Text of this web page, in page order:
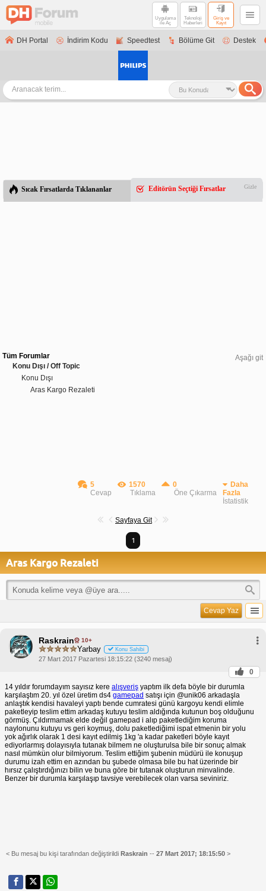
Uygulama
ile Aç
Teknoloji
Haberleri
Giriş ve
Kayıt
DH Portal İndirim Kodu Speedtest Bölüme Git Destek
Sıcak Fırsatlarda Tıklananlar Editörün Seçtiği Fırsatlar Gizle
Aşağı git
Tüm Forumlar
Konu Dışı / Off Topic
Konu Dışı
Aras Kargo Rezaleti
5
Cevap
1570
Tıklama
0
Öne Çıkarma
Daha
Fazla
İstatistik
Sayfaya Git
1
Aras Kargo Rezaleti
Cevap Yaz
Raskrain 10+
Yarbay Konu Sahibi
27 Mart 2017 Pazartesi 18:15:22 (3240 mesaj)
0
14 yıldır forumdayım sayısız kere alışveriş yaptım ilk defa böyle bir durumla
karşılaştım 20. yıl özel üretim ds4 gamepad satışı için @unik06 arkadaşla
anlaştık kendisi havaleyi yaptı bende cumratesi günü kargoyu kendi elimle
paketleyip teslim ettim arkadaş kutuyu teslim aldığında kutunun boş olduğunu
görmüş. Çıldırmamak elde değil gamepad i alıp paketlediğim koruma
naylonunu kutuyu vs geri koymuş, dolu paketlediğimi ispat etmenin bir yolu
yok ağırlık olarak 1 desi kayıt edilmiş 1kg 'a kadar paketleri böyle kayıt
ediyorlarmış dolayısıyla tutanak bilmem ne oluşturulsa bile bir sonuç almak
nasıl mümkün olur bilmiyorum. Teslim ettiğim şubenin müdürü ile konuşup
durumu izah ettim en azından bu şubede olmasa bile bu hat üzerinde bir
hırsız çalıştırdığınızı bilin ve buna göre bir tutanak oluşturun minvalinde.
Benzer bir durumla karşılaşıp tavsiye verebilecek olan varsa seviniriz.
< Bu mesaj bu kişi tarafından değiştirildi Raskrain -- 27 Mart 2017; 18:15:50 >